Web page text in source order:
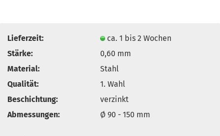
Lieferzeit:
ca. 1 bis 2 Wochen
Stärke:
0,60 mm
Material:
Stahl
Qualität:
1. Wahl
Beschichtung:
verzinkt
Abmessungen:
Ø 90 - 150 mm